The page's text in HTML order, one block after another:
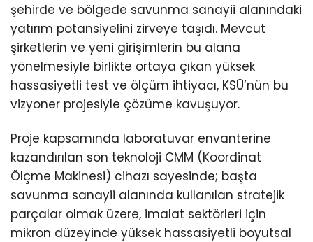
şehirde ve bölgede savunma sanayii alanındaki
yatırım potansiyelini zirveye taşıdı. Mevcut
şirketlerin ve yeni girişimlerin bu alana
yönelmesiyle birlikte ortaya çıkan yüksek
hassasiyetli test ve ölçüm ihtiyacı, KSÜ’nün bu
vizyoner projesiyle çözüme kavuşuyor.
Proje kapsamında laboratuvar envanterine
kazandırılan son teknoloji CMM (Koordinat
Ölçme Makinesi) cihazı sayesinde; başta
savunma sanayii alanında kullanılan stratejik
parçalar olmak üzere, imalat sektörleri için
mikron düzeyinde yüksek hassasiyetli boyutsal